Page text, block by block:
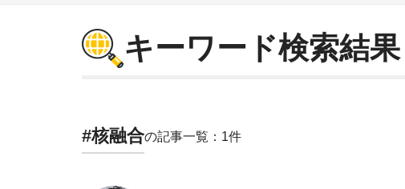
キーワード検索結果
#核融合の記事一覧：1件